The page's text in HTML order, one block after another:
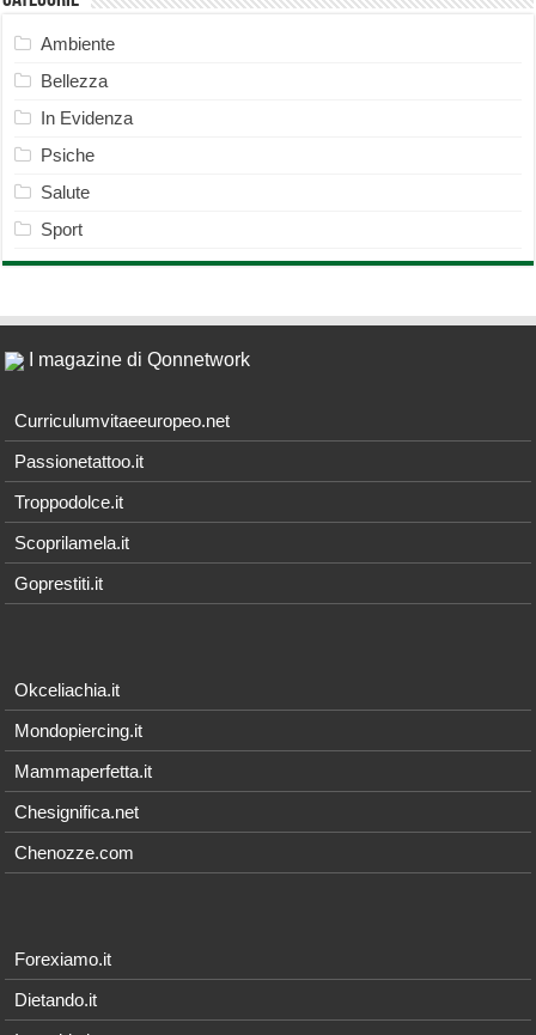
Ambiente
Bellezza
In Evidenza
Psiche
Salute
Sport
I magazine di Qonnetwork
Curriculumvitaeeuropeo.net
Passionetattoo.it
Troppodolce.it
Scoprilamela.it
Goprestiti.it
Okceliachia.it
Mondopiercing.it
Mammaperfetta.it
Chesignifica.net
Chenozze.com
Forexiamo.it
Dietando.it